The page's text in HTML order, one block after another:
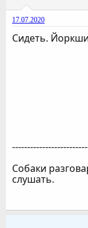
17.07.2020
Сидеть.
Собаки
слушать.